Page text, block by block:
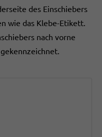
des Einschiebers
wie das Klebe-Etikett.
nach vorne